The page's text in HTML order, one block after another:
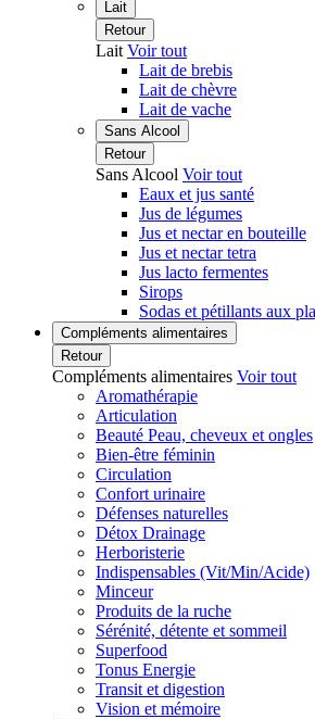
Lait
Retour
Lait Voir tout
Lait de brebis
Lait de chèvre
Lait de vache
Sans Alcool
Retour
Sans Alcool Voir tout
Eaux et jus santé
Jus de légumes
Jus et nectar en bouteille
Jus et nectar tetra
Jus lacto fermentes
Sirops
Sodas et pétillants aux
Compléments alimentaires
Retour
Compléments alimentaires Voir tout
Aromathérapie
Articulation
Beauté Peau, cheveux et ongles
Bien-être féminin
Circulation
Confort urinaire
Défenses naturelles
Détox Drainage
Herboristerie
Indispensables (Vit/Min/Acide)
Minceur
Produits de la ruche
Sérénité, détente et sommeil
Superfood
Tonus Energie
Transit et digestion
Vision et mémoire